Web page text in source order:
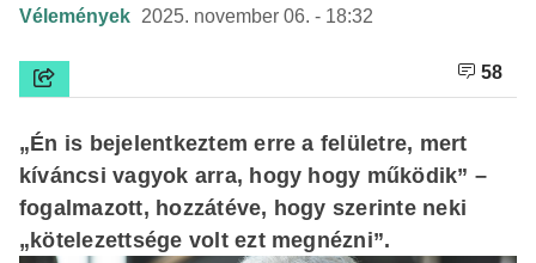
Vélemények 2025. november 06. - 18:32
58
„Én is bejelentkeztem erre a felületre, mert
kíváncsi vagyok arra, hogy hogy működik” –
fogalmazott, hozzátéve, hogy szerinte neki
„kötelezettsége volt ezt megnézni”.